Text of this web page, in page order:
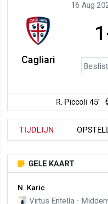
16 Aug
Cagliari
R. Piccoli 45'
TIJDLIJN
GELE KAART
N. Karic
Virtus Entella -